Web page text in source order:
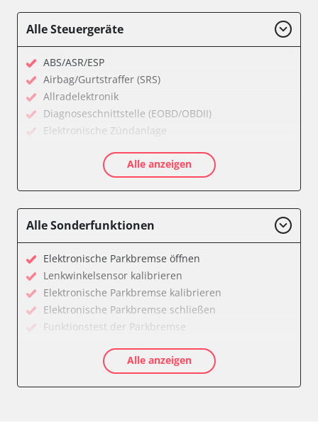
Alle Steuergeräte
ABS/ASR/ESP
Airbag/Gurtstraffer (SRS)
Allradelektronik
Diagnoseschnittstelle (EOBD/OBDII)
Elektronische Zündanlage
Kombiinstrument
Servolenkung
Verfügbarkeit abhängig von Modell, Motorisierung, Ausstattung
und Konfiguration
Alle anzeigen
Alle Sonderfunktionen
Elektronische Parkbremse öffnen
Lenkwinkelsensor kalibrieren
Elektronische Parkbremse kalibrieren
Elektronische Parkbremse schließen
Funktionstest der Parkbremse
Parkbremse in Montageposition fahren
Alle anzeigen